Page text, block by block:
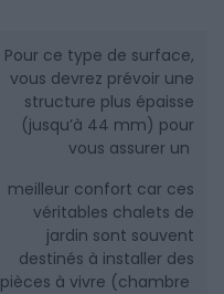
Pour ce type de surface,
vous devrez prévoir une
structure plus épaisse
(jusqu’à 44 mm) pour
vous assurer un
meilleur confort car ces
véritables chalets de
jardin sont souvent
destinés à installer des
pièces à vivre (chambre